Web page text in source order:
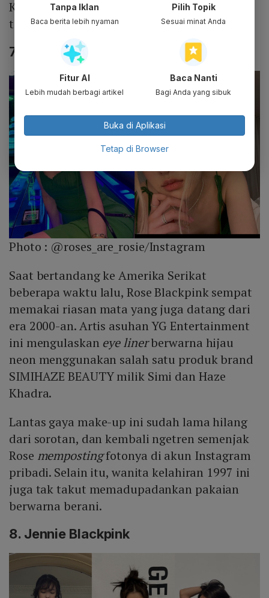
Kpop. Gaya ini bisa membuat pemakainya
tampak imut.
7. Rose Blackpink
Photo : @roses_are_rosie/Instagram
Saat bertandang ke Amerika Serikat
beberapa waktu lalu, Rose Blackpink sempat
memakai riasan mata yang juga datang dari
era 2000-an. Artis asuhan YG Entertainment
ini mengulaskan eye linerberwarna hijau
neon menggunakan salah satu produk brand
SIMIHAZE BEAUTY milik Simi dan Haze
Khadra.
Lantas gaya make-up ini sudah lama hilang
dari sorotan, dan kembali ngetren semenjak
Rose mempostingfotonya di akun Instagram
pribadi. Selain itu, wanita kelahiran 1997 ini
juga tak takut memadupadankan pakaian
berwarna berani.
8. Jennie Blackpink
Tanpa Iklan
Baca berita lebih nyaman
Pilih Topik
Sesuai minat Anda
Fitur AI
Lebih mudah berbagi artikel
Baca Nanti
Bagi Anda yang sibuk
Buka di Aplikasi
Tetap di Browser